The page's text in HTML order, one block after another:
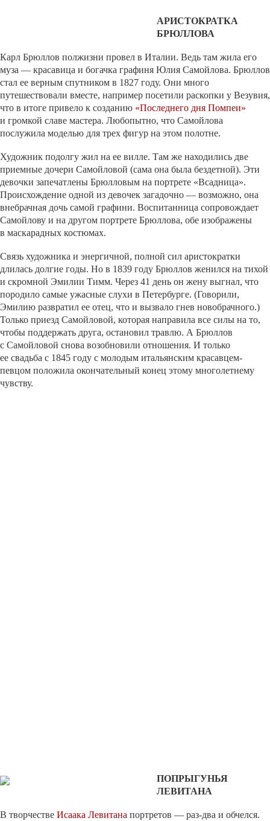
АРИСТОКРАТКА
БРЮЛЛОВА
Карл Брюллов полжизни провел в Италии. Ведь там жила его
муза — красавица и богачка графиня Юлия Самойлова. Брюллов
стал ее верным спутником в 1827 году. Они много
путешествовали вместе, например посетили раскопки у Везувия,
что в итоге привело к созданию «Последнего дня Помпеи»
и громкой славе мастера. Любопытно, что Самойлова
послужила моделью для трех фигур на этом полотне.
Художник подолгу жил на ее вилле. Там же находились две
приемные дочери Самойловой (сама она была бездетной). Эти
девочки запечатлены Брюлловым на портрете «Всадница».
Происхождение одной из девочек загадочно — возможно, она
внебрачная дочь самой графини. Воспитанница сопровождает
Самойлову и на другом портрете Брюллова, обе изображены
в маскарадных костюмах.
Связь художника и энергичной, полной сил аристократки
длилась долгие годы. Но в 1839 году Брюллов женился на тихой
и скромной Эмилии Тимм. Через 41 день он жену выгнал, что
породило самые ужасные слухи в Петербурге. (Говорили,
Эмилию развратил ее отец, что и вызвало гнев новобрачного.)
Только приезд Самойловой, которая направила все силы на то,
чтобы поддержать друга, остановил травлю. А Брюллов
с Самойловой снова возобновили отношения. И только
ее свадьба с 1845 году с молодым итальянским красавцем-
певцом положила окончательный конец этому многолетнему
чувству.
ПОПРЫГУНЬЯ
ЛЕВИТАНА
В творчестве Исаака Левитана портретов — раз-два и обчелся.